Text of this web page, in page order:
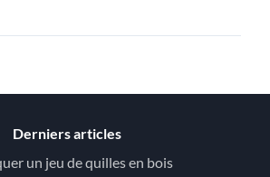
Derniers articles
un jeu de quilles en bois